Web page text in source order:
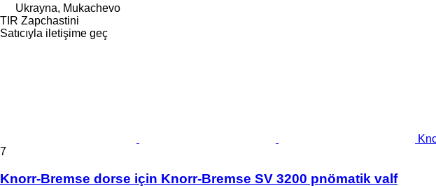
Ukrayna, Mukachevo
TIR Zapchastini
Satıcıyla iletişime geç
7
Knorr-Bremse dorse için Knorr-Bremse SV 3200 pnömatik valf